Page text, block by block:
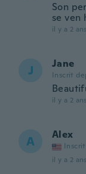
Son
se ven
il y a 2 ans
J Jane
Inscrit
il y a 2 ans
A Alex
il y a 2 ans